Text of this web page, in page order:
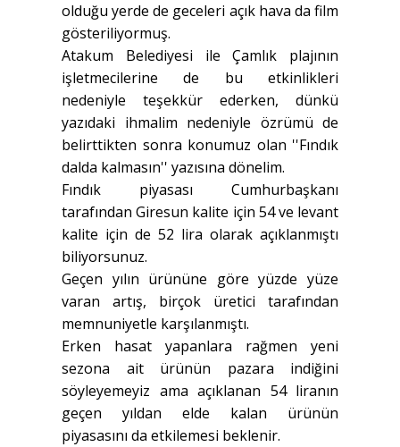
olduğu yerde de geceleri açık hava da film
gösteriliyormuş.
Atakum Belediyesi ile Çamlık plajının
işletmecilerine de bu etkinlikleri
nedeniyle teşekkür ederken, dünkü
yazıdaki ihmalim nedeniyle özrümü de
belirttikten sonra konumuz olan ''Fındık
dalda kalmasın'' yazısına dönelim.
Fındık piyasası Cumhurbaşkanı
tarafından Giresun kalite için 54 ve levant
kalite için de 52 lira olarak açıklanmıştı
biliyorsunuz.
Geçen yılın ürününe göre yüzde yüze
varan artış, birçok üretici tarafından
memnuniyetle karşılanmıştı.
Erken hasat yapanlara rağmen yeni
sezona ait ürünün pazara indiğini
söyleyemeyiz ama açıklanan 54 liranın
geçen yıldan elde kalan ürünün
piyasasını da etkilemesi beklenir.